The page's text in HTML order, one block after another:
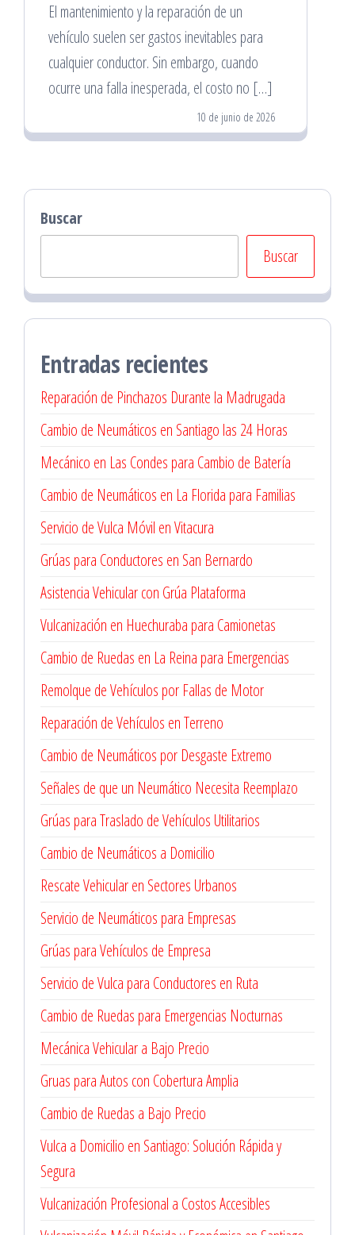
El mantenimiento y la reparación de un
vehículo suelen ser gastos inevitables para
cualquier conductor. Sin embargo, cuando
ocurre una falla inesperada, el costo no […]
10 de junio de 2026
Buscar
Buscar
Entradas recientes
Reparación de Pinchazos Durante la Madrugada
Cambio de Neumáticos en Santiago las 24 Horas
Mecánico en Las Condes para Cambio de Batería
Cambio de Neumáticos en La Florida para Familias
Servicio de Vulca Móvil en Vitacura
Grúas para Conductores en San Bernardo
Asistencia Vehicular con Grúa Plataforma
Vulcanización en Huechuraba para Camionetas
Cambio de Ruedas en La Reina para Emergencias
Remolque de Vehículos por Fallas de Motor
Reparación de Vehículos en Terreno
Cambio de Neumáticos por Desgaste Extremo
Señales de que un Neumático Necesita Reemplazo
Grúas para Traslado de Vehículos Utilitarios
Cambio de Neumáticos a Domicilio
Rescate Vehicular en Sectores Urbanos
Servicio de Neumáticos para Empresas
Grúas para Vehículos de Empresa
Servicio de Vulca para Conductores en Ruta
Cambio de Ruedas para Emergencias Nocturnas
Mecánica Vehicular a Bajo Precio
Gruas para Autos con Cobertura Amplia
Cambio de Ruedas a Bajo Precio
Vulca a Domicilio en Santiago: Solución Rápida y
Segura
Vulcanización Profesional a Costos Accesibles